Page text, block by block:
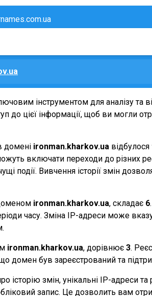
інструментом для аналізу та
до цієї інформації, щоб ви могли
домені ironman.kharkov.ua відбулося
включати переходи до різних
події. Вивчення історії змін
ironman.kharkov.ua, складає 6
часу. Зміна IP-адреси може
ironman.kharkov.ua, дорівнює 3.
домен був зареєстрований та
історію змін, унікальні IP-адреси
запис. Це дозволить вам